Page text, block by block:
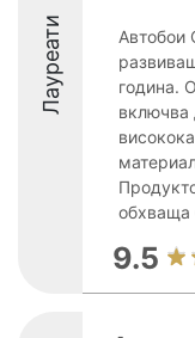
Лауреати
година.
включва
обхваща
9.5